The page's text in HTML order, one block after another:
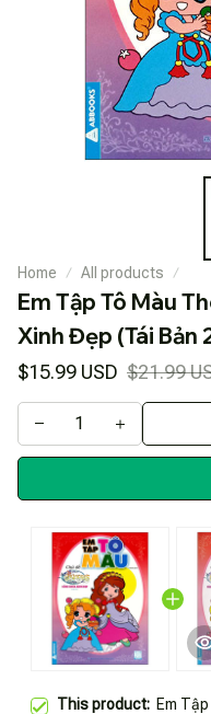
Home All products
Em Tập Tô Màu
Xinh Đẹp (Tái Bản
$15.99 USD $21.99
This product: Em